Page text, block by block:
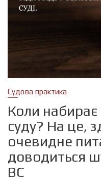
Судова практика
Коли набирає
суду? На це,
очевидне
доводиться
ВС